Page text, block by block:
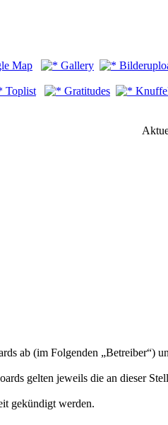
Map Gallery
Toplist Gratitudes
ab (im Folgenden „Betreiber“)
gelten jeweils die an dieser
gekündigt werden.